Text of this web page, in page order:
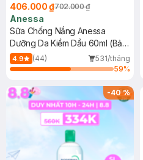
406.000 ₫702.000 ₫
Anessa
Sữa Chống Nắng Anessa
Dưỡng Da Kiềm Dầu 60ml (Bản
Mới)
4.9 (44)
531/tháng
59%
-40%